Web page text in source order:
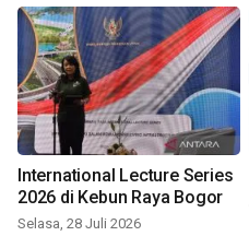
International Lecture Series
2026 di Kebun Raya Bogor
Selasa, 28 Juli 2026